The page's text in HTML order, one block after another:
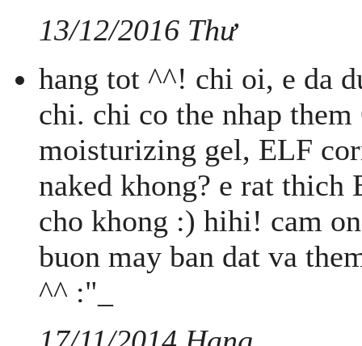
13/12/2016 Thư
hang tot ^^! chi oi, e da
chi. chi co the nhap
moisturizing gel, ELF
naked khong? e rat thich
cho khong :) hihi! cam
buon may ban dat va
^^ :"_